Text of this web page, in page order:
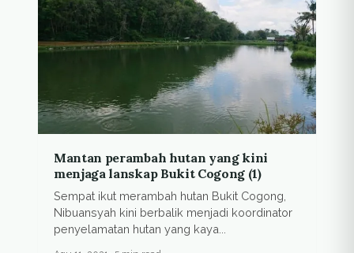
Mantan perambah hutan yang kini
menjaga lanskap Bukit Cogong (1)
Sempat ikut merambah hutan Bukit Cogong,
Nibuansyah kini berbalik menjadi koordinator
penyelamatan hutan yang kaya...